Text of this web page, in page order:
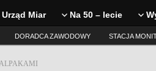
Urząd Miar Na 50 – lecie
DORADCA ZAWODOWY STACJA